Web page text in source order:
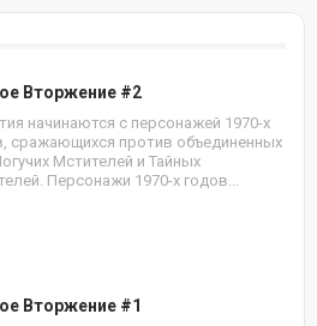
Вторжение #2
начинаются с персонажей 1970-х
сражающихся против объединенных
Мстителей и Тайных
Персонажи 1970-х годов...
Вторжение #1